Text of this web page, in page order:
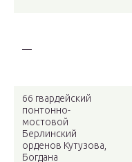
—
66 гвардейский
понтонно-
мостовой
Берлинский
орденов Кутузова,
Богдана